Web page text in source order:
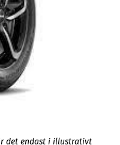
det endast i illustrativt